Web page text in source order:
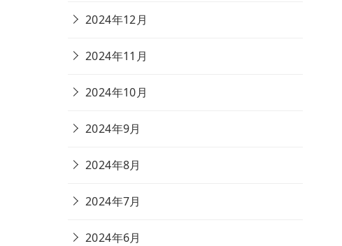
2024年12月
2024年11月
2024年10月
2024年9月
2024年8月
2024年7月
2024年6月